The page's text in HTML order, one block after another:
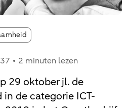
2 minuten lezen
29 oktober jl. de
de categorie ICT-